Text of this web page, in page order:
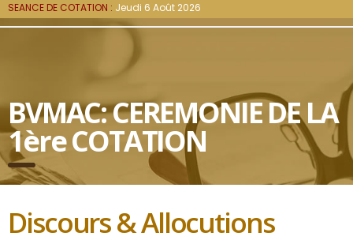
SEANCE DE COTATION : Jeudi 6 Août 2026
BVMAC: CEREMONIE DE LA
1ère COTATION
Discours & Allocutions